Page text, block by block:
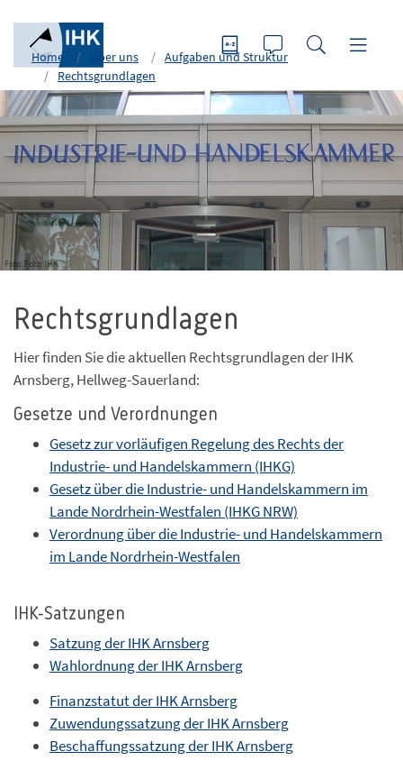
Home Über uns
Aufgaben und Struktur
Rechtsgrundlagen
Foto: Foto: IHK
Rechtsgrundlagen
Hier finden Sie die aktuellen Rechtsgrundlagen der IHK
Arnsberg, Hellweg-Sauerland:
Gesetze und Verordnungen
Gesetz zur vorläufigen Regelung des Rechts der
Industrie- und Handelskammern (IHKG)
Gesetz über die Industrie- und Handelskammern im
Lande Nordrhein-Westfalen (IHKG NRW)
Verordnung über die Industrie- und Handelskammern
im Lande Nordrhein-Westfalen
IHK-Satzungen
Satzung der IHK Arnsberg
Wahlordnung der IHK Arnsberg
Finanzstatut der IHK Arnsberg
Zuwendungssatzung der IHK Arnsberg
Beschaffungssatzung der IHK Arnsberg